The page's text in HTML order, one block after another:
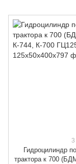
3
Гидроцилиндр
трактора к 700